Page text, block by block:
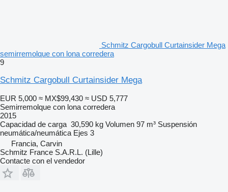
Schmitz Cargobull Curtainsider Mega
semirremolque con lona corredera
9
Schmitz Cargobull Curtainsider Mega
EUR 5,000 ≈ MX$99,430 ≈ USD 5,777
Semirremolque con lona corredera
2015
Capacidad de carga 30,590 kg Volumen 97 m³ Suspensión
neumática/neumática Ejes 3
Francia, Carvin
Schmitz France S.A.R.L. (Lille)
Contacte con el vendedor